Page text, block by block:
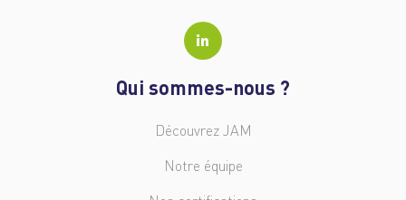
Qui sommes-nous ?
Découvrez JAM
Notre équipe